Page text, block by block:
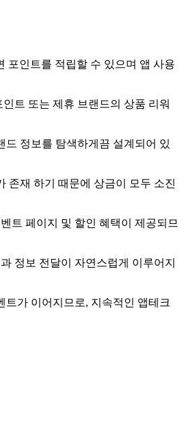
포인트를 적립할 수 있으며 앱 사용
트 또는 제휴 브랜드의 상품 리워
정보를 탐색하게끔 설계되어 있
존재 하기 때문에 상금이 모두 소진
트 페이지 및 할인 혜택이 제공되므
정보 전달이 자연스럽게 이루어지
가 이어지므로, 지속적인 앱테크